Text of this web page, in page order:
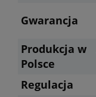
Gwarancja
Produkcja w
Polsce
Regulacja